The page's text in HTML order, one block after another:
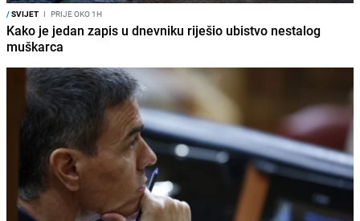
/SVIJET I PRIJE OKO 1H
Kako je jedan zapis u dnevniku riješio ubistvo nestalog
muškarca